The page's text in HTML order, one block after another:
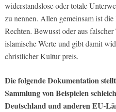
widerstandslose oder totale
zu nennen. Allen gemeinsam ist
Rechten. Bewusst oder aus
islamische Werte und gibt damit
christlicher Kultur preis.
Die folgende Dokumentation
Sammlung von Beispielen
Deutschland und anderen EU-